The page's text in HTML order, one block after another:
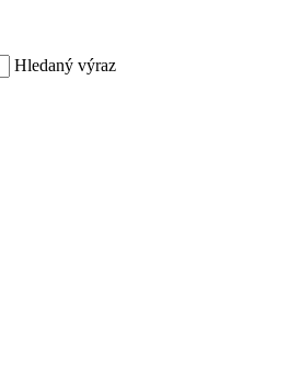
Hledaný výraz